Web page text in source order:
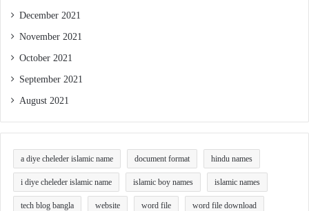
December 2021
November 2021
October 2021
September 2021
August 2021
a diye cheleder islamic name document format hindu names
i diye cheleder islamic name islamic boy names islamic names
tech blog bangla website word file word file download